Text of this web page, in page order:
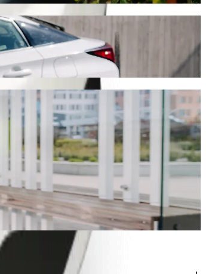
Kad ir kokia proga bebūtų, rasime jums